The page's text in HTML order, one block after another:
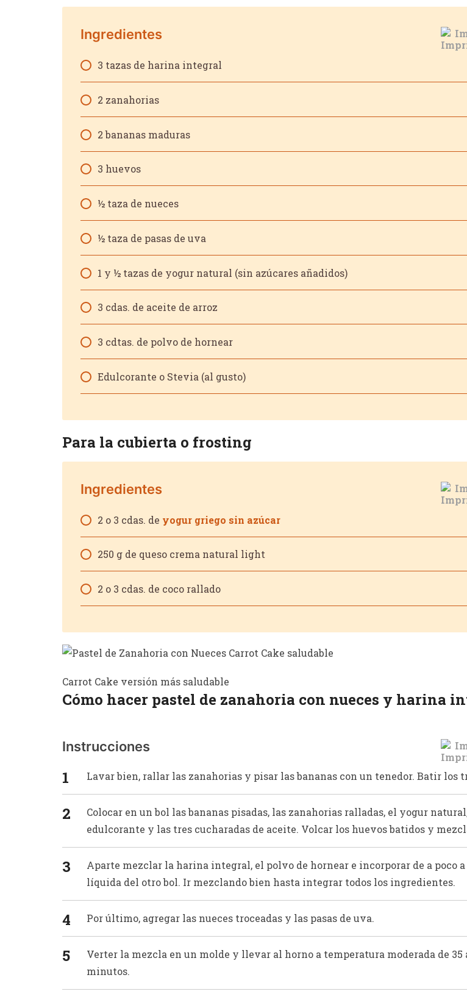
Ingredientes
3 tazas de harina integral
2 zanahorias
2 bananas maduras
3 huevos
½ taza de nueces
½ taza de pasas de uva
1 y ½ tazas de yogur natural (sin azúcares añadidos)
3 cdas. de aceite de arroz
3 cdtas. de polvo de hornear
Edulcorante o Stevia (al gusto)
Para la cubierta o frosting
Ingredientes
2 o 3 cdas. de yogur griego sin azúcar
250 g de queso crema natural light
2 o 3 cdas. de coco rallado
Carrot Cake versión más saludable
Cómo hacer pastel de zanahoria con nueces y harina
Instrucciones
Lavar bien, rallar las zanahorias y pisar las bananas con un tenedor. Batir los
Colocar en un bol las bananas pisadas, las zanahorias ralladas, el yogur
edulcorante y las tres cucharadas de aceite. Volcar los huevos batidos y
Aparte mezclar la harina integral, el polvo de hornear e incorporar de a poco
líquida del otro bol. Ir mezclando bien hasta integrar todos los ingredientes.
Por último, agregar las nueces troceadas y las pasas de uva.
Verter la mezcla en un molde y llevar al horno a temperatura moderada de 35
minutos.